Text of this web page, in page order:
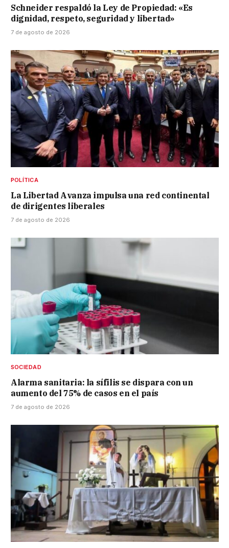
Schneider respaldó la Ley de Propiedad: «Es
dignidad, respeto, seguridad y libertad»
7 de agosto de 2026
POLÍTICA
La Libertad Avanza impulsa una red continental
de dirigentes liberales
7 de agosto de 2026
SOCIEDAD
Alarma sanitaria: la sífilis se dispara con un
aumento del 75% de casos en el país
7 de agosto de 2026